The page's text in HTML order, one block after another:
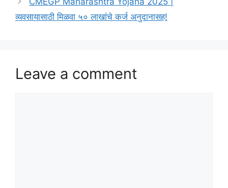
व्यवसायासाठी मिळवा ५० लाखांचे कर्ज अनुदानासह!
Leave a comment